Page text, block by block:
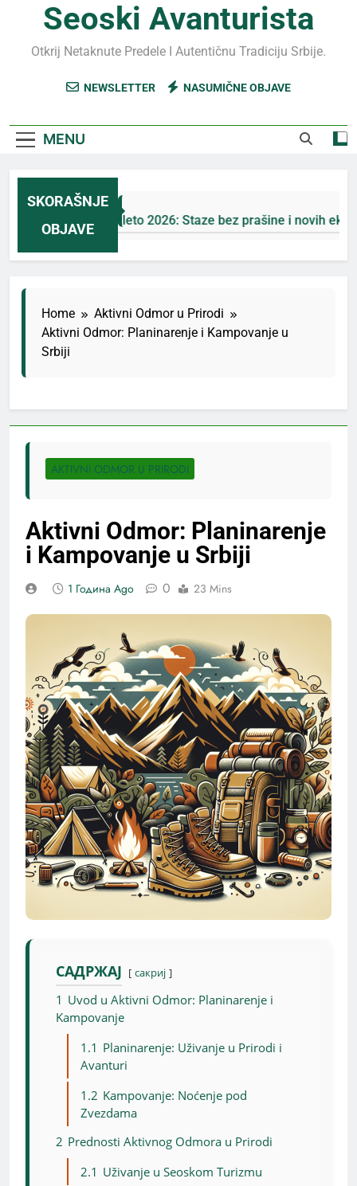
Seoski Avanturista
Otkrij Netaknute Predele I Autentičnu Tradiciju Srbije.
NEWSLETTER NASUMIČNE OBJAVE
MENU
SKORAŠNJE
OBJAVE
Jahorina leto 2026: Staze bez prašine i novih eko-taksi
Home
Aktivni Odmor u Prirodi
Aktivni Odmor: Planinarenje i Kampovanje u
Srbiji
AKTIVNI ODMOR U PRIRODI
Aktivni Odmor: Planinarenje
i Kampovanje u Srbiji
1 Година Ago 0 23 Mins
САДРЖАЈ сакриј
1 Uvod u Aktivni Odmor: Planinarenje i
Kampovanje
1.1 Planinarenje: Uživanje u Prirodi i
Avanturi
1.2 Kampovanje: Noćenje pod
Zvezdama
2 Prednosti Aktivnog Odmora u Prirodi
2.1 Uživanje u Seoskom Turizmu